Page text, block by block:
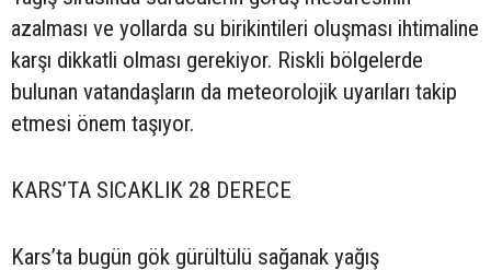
azalması ve yollarda su birikintileri oluşması ihtimaline
karşı dikkatli olması gerekiyor. Riskli bölgelerde
bulunan vatandaşların da meteorolojik uyarıları takip
etmesi önem taşıyor.
KARS’TA SICAKLIK 28 DERECE
Kars’ta bugün gök gürültülü sağanak yağış